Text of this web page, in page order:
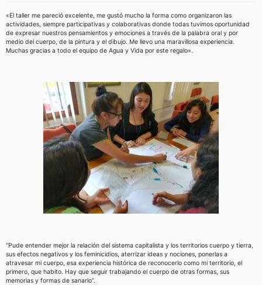
«El taller me pareció excelente, me gustó mucho la forma como organizaron las
actividades, siempre participativas y colaborativas donde todas tuvimos oportunidad
de expresar nuestros pensamientos y emociones a través de la palabra oral y por
medio del cuerpo, de la pintura y el dibujo. Me llevo una maravillosa experiencia.
Muchas gracias a todo el equipo de Agua y Vida por este regalo».
“Pude entender mejor la relación del sistema capitalista y los territorios cuerpo y tierra,
sus efectos negativos y los feminicidios, aterrizar ideas y nociones, ponerlas a
atravesar mi cuerpo, esa experiencia histórica de reconocerlo como mi territorio, el
primero, que habito. Hay que seguir trabajando el cuerpo de otras formas, sus
memorias y formas de sanarlo”.